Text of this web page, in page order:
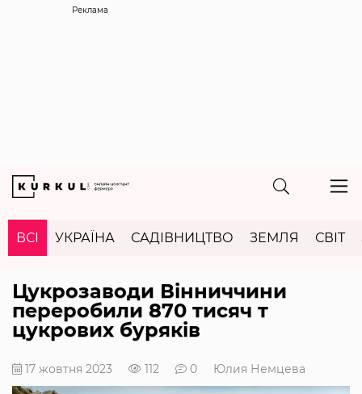
Реклама
ВСІ УКРАЇНА САДІВНИЦТВО ЗЕМЛЯ СВІТ
Цукрозаводи Вінниччини
переробили 870 тисяч т
цукрових буряків
17 жовтня 2023 112 0 Юлия Немцева